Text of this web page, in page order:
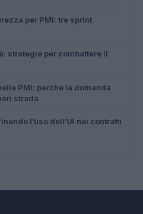
per PMI: tre sprint
strategie per combattere il
PMI: perché la domanda
strada
l’uso dell’IA nei contratti